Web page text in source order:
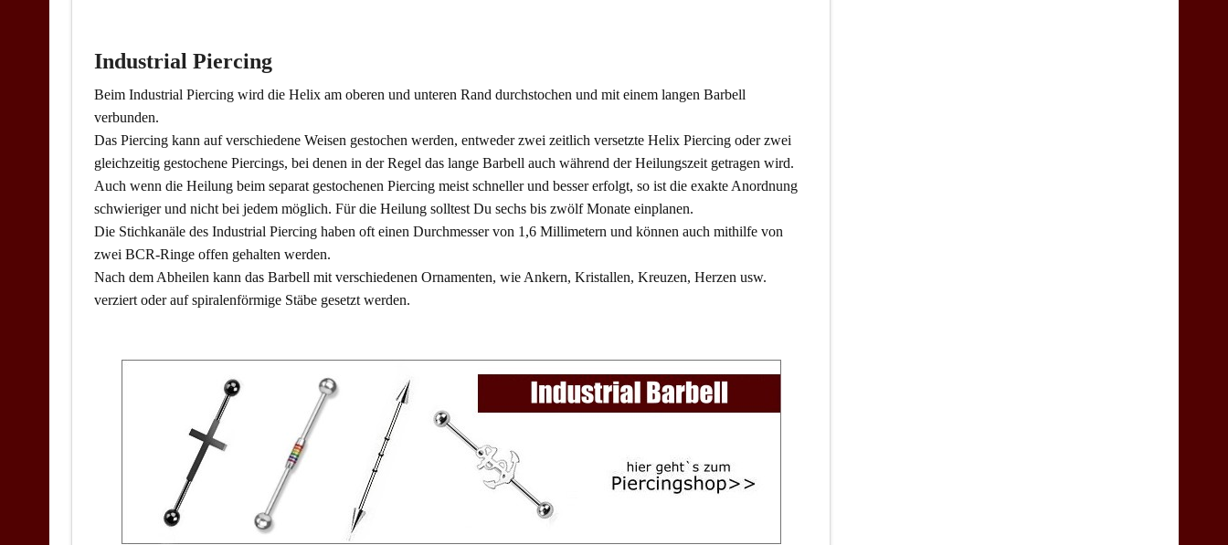
Industrial Piercing
Beim Industrial Piercing wird die Helix am oberen und unteren Rand durchstochen und mit einem langen Barbell
verbunden.
Das Piercing kann auf verschiedene Weisen gestochen werden, entweder zwei zeitlich versetzte Helix Piercing oder zwei
gleichzeitig gestochene Piercings, bei denen in der Regel das lange Barbell auch während der Heilungszeit getragen wird.
Auch wenn die Heilung beim separat gestochenen Piercing meist schneller und besser erfolgt, so ist die exakte Anordnung
schwieriger und nicht bei jedem möglich. Für die Heilung solltest Du sechs bis zwölf Monate einplanen.
Die Stichkanäle des Industrial Piercing haben oft einen Durchmesser von 1,6 Millimetern und können auch mithilfe von
zwei BCR-Ringe offen gehalten werden.
Nach dem Abheilen kann das Barbell mit verschiedenen Ornamenten, wie Ankern, Kristallen, Kreuzen, Herzen usw.
verziert oder auf spiralenförmige Stäbe gesetzt werden.